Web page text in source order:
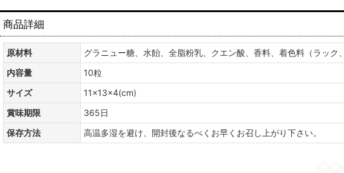
商品詳細
原材料
グラニュー糖、水飴、全脂粉乳、クエン酸、香料、着色料（ラック
内容量
10粒
サイズ
11×13×4(cm)
賞味期限
365日
保存方法
高温多湿を避け、開封後なるべくお早くお召し上がり下さい。